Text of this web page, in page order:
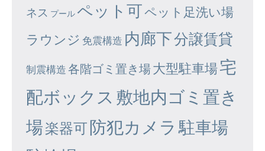
ネス プール ペット可ペット足洗い場
ラウンジ 免震構造 内廊下分譲賃貸
制震構造 各階ゴミ置き場大型駐車場宅
配ボックス 敷地内ゴミ置き
場楽器可防犯カメラ 駐車場